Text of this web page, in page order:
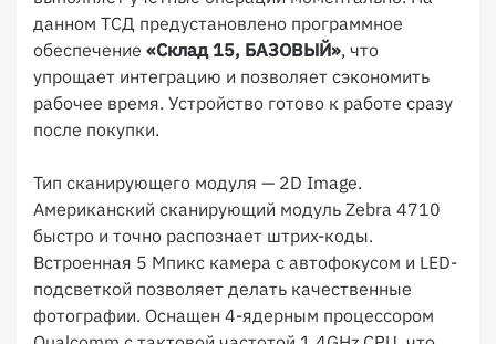
данном ТСД предустановлено программное
обеспечение «Склад 15, БАЗОВЫЙ», что
упрощает интеграцию и позволяет сэкономить
рабочее время. Устройство готово к работе сразу
после покупки.
Тип сканирующего модуля — 2D Image.
Американский сканирующий модуль Zebra 4710
быстро и точно распознает штрих-коды.
Встроенная 5 Мпикс камера с автофокусом и LED-
подсветкой позволяет делать качественные
фотографии. Оснащен 4-ядерным процессором